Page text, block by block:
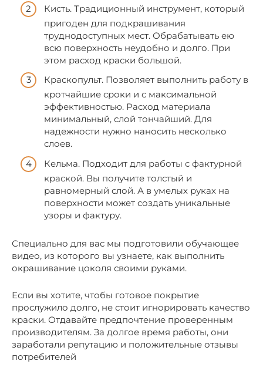
Кисть. Традиционный инструмент, который
пригоден для подкрашивания
труднодоступных мест. Обрабатывать ею
всю поверхность неудобно и долго. При
этом расход краски большой.
Краскопульт. Позволяет выполнить работу в
кротчайшие сроки и с максимальной
эффективностью. Расход материала
минимальный, слой тончайший. Для
надежности нужно наносить несколько
слоев.
Кельма. Подходит для работы с фактурной
краской. Вы получите толстый и
равномерный слой. А в умелых руках на
поверхности может создать уникальные
узоры и фактуру.
Специально для вас мы подготовили обучающее
видео, из которого вы узнаете, как выполнить
окрашивание цоколя своими руками.
Если вы хотите, чтобы готовое покрытие
прослужило долго, не стоит игнорировать качество
краски. Отдавайте предпочтение проверенным
производителям. За долгое время работы, они
заработали репутацию и положительные отзывы
потребителей